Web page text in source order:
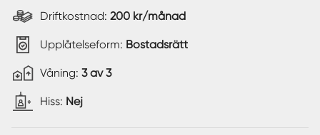
Driftkostnad: 200 kr/månad
Upplåtelseform: Bostadsrätt
Våning: 3 av 3
Hiss: Nej